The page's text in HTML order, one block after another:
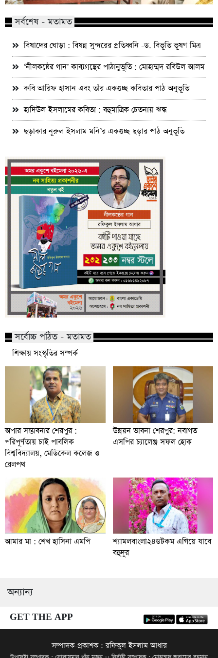
সর্বশেষ - মতামত
বিষাদের ঘোড়া : বিষন্ন সুন্দরের প্রতিধ্বনি -ড. বিভূতি ভূষণ মিত্র
‘নীলকন্ঠের গান’ কাব্যগ্রন্থের পাঠানুভূতি : মোহাম্মদ রবিউল আলম
কবি আরিফ হাসান এবং তাঁর একগুচ্ছ কবিতার পাঠ অনুভূতি
হাদিউল ইসলামের কবিতা : বহুমাত্রিক চেতনায় ঋদ্ধ
ছড়াকার নূরুল ইসলাম মনি’র একগুচ্ছ ছড়ার পাঠ অনুভূতি
সর্বোচ্চ পঠিত - মতামত
শিক্ষায় সংস্কৃতির সম্পর্ক
অপার সম্ভাবনার শেরপুর :
পরিপূর্ণতায় চাই পাবলিক
বিশ্ববিদ্যালয়, মেডিকেল কলেজ ও
রেলপথ
উন্নয়ন ভাবনা শেরপুর: নবাগত
এসপির চ্যালেঞ্জ সফল হোক
আমার মা : শেখ হাসিনা এমপি
শ্যামলবাংলা২৪ডটকম এগিয়ে যাবে
বহুদূর
অন্যান্য
GET THE APP
সম্পাদক-প্রকাশক : রফিকুল ইসলাম আধার